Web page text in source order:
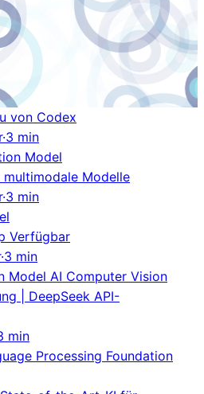
von Codex
·3 min
Model
Modelle
·3 min
Verfügbar
·3 min
Model AI Computer Vision
| DeepSeek API-
min
Processing Foundation